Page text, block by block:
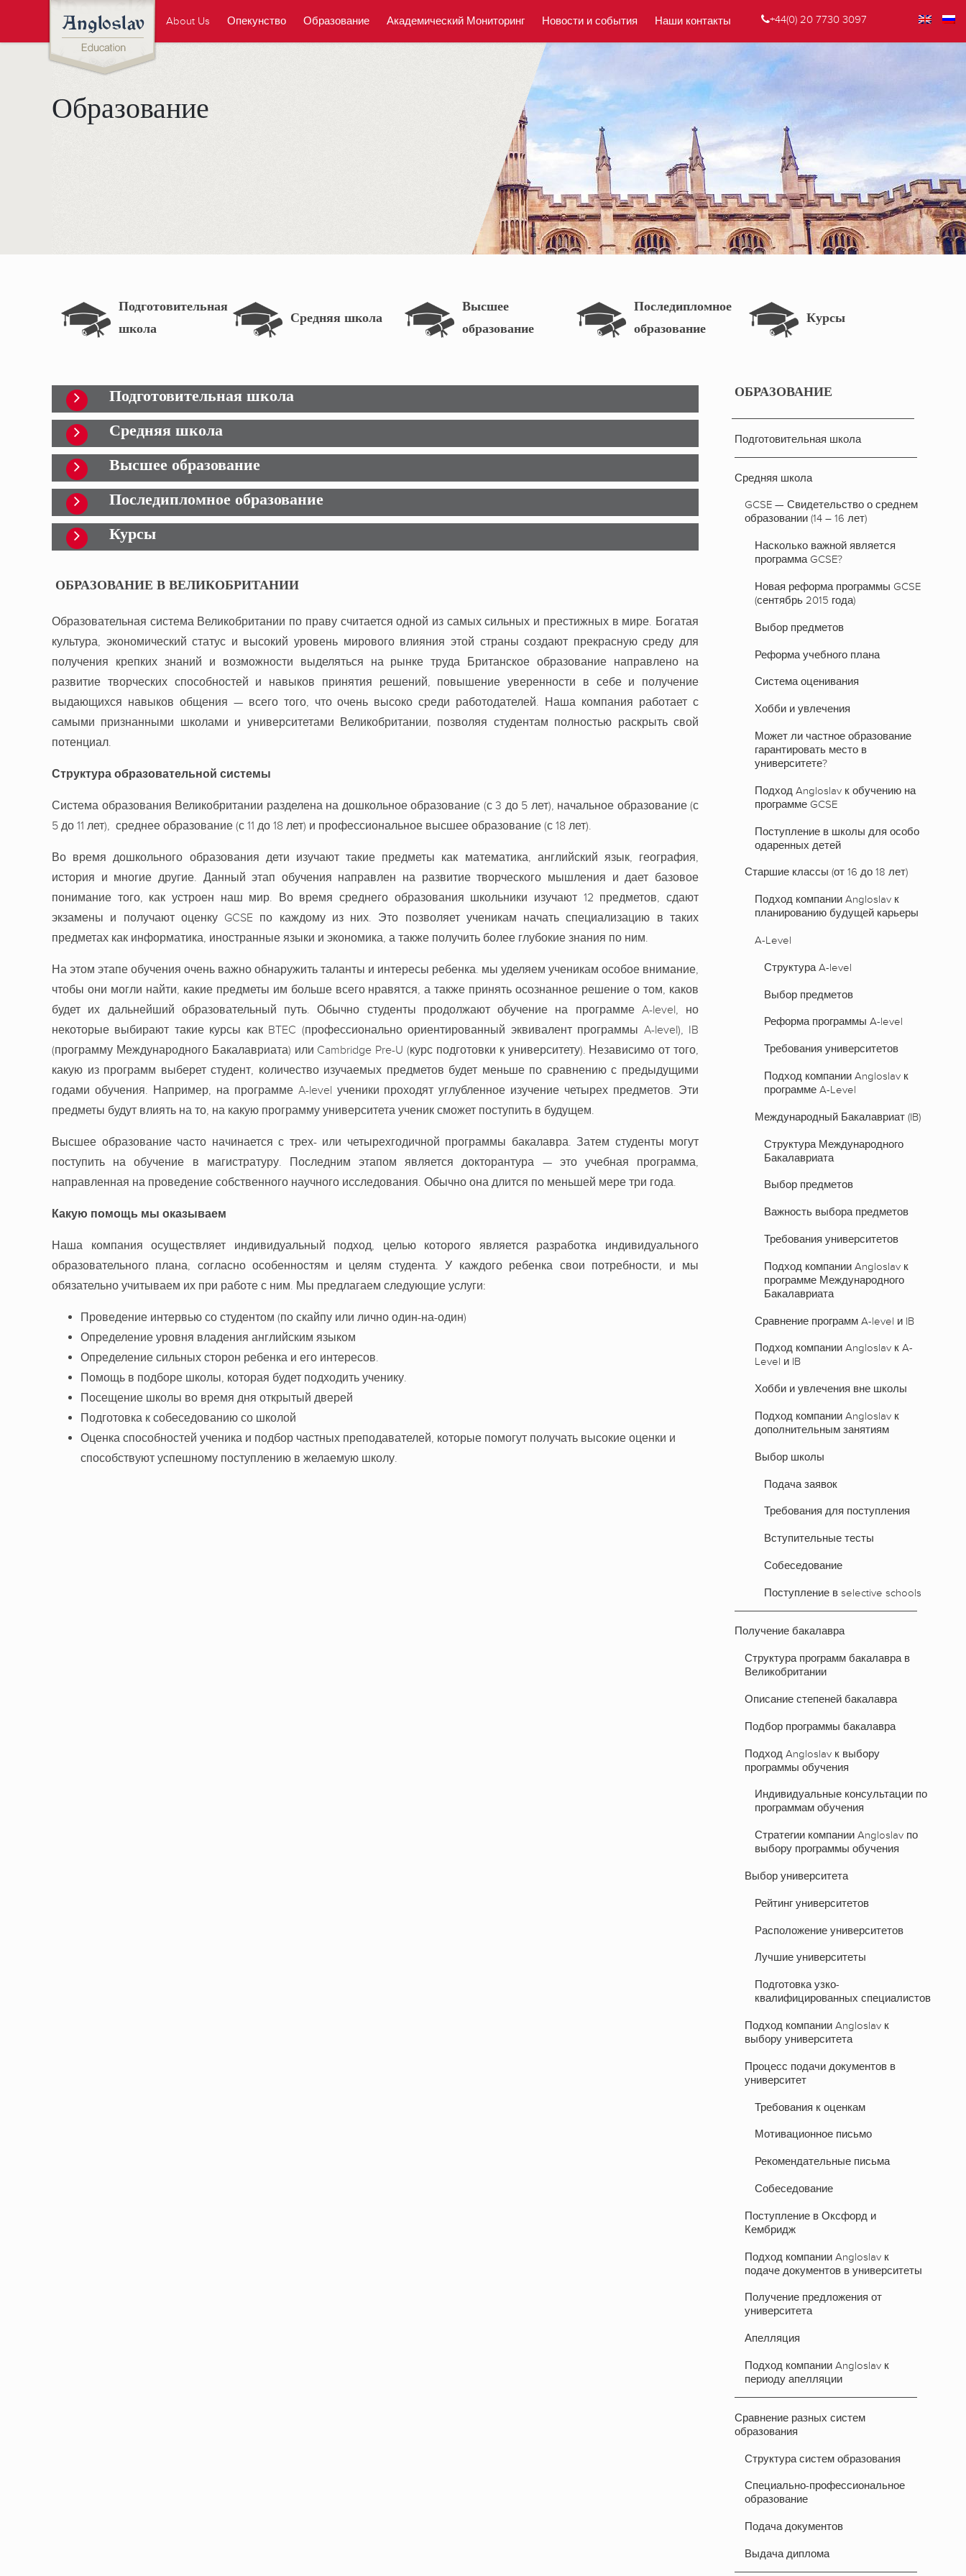
About Us Опекунство Образование Академический Мониторинг Новости и события Наши контакты +44(0) 20 7730 3097
Образование
Подготовительная
школа
Средняя школа
Высшее
образование
Последипломное
образование
Курсы
Подготовительная школа
Средняя школа
Высшее образование
Последипломное образование
Курсы
ОБРАЗОВАНИЕ В ВЕЛИКОБРИТАНИИ
Образовательная система Великобритании по праву считается одной из самых сильных и престижных в мире. Богатая
культура, экономический статус и высокий уровень мирового влияния этой страны создают прекрасную среду для
получения крепких знаний и возможности выделяться на рынке труда Британское образование направлено на
развитие творческих способностей и навыков принятия решений, повышение уверенности в себе и получение
выдающихся навыков общения — всего того, что очень высоко среди работодателей. Наша компания работает с
самыми признанными школами и университетами Великобритании, позволяя студентам полностью раскрыть свой
потенциал.
Структура образовательной системы
Система образования Великобритании разделена на дошкольное образование (с 3 до 5 лет), начальное образование (с
5 до 11 лет), среднее образование (с 11 до 18 лет) и профессиональное высшее образование (с 18 лет).
Во время дошкольного образования дети изучают такие предметы как математика, английский язык, география,
история и многие другие. Данный этап обучения направлен на развитие творческого мышления и дает базовое
понимание того, как устроен наш мир. Во время среднего образования школьники изучают 12 предметов, сдают
экзамены и получают оценку GCSE по каждому из них. Это позволяет ученикам начать специализацию в таких
предметах как информатика, иностранные языки и экономика, а также получить более глубокие знания по ним.
На этом этапе обучения очень важно обнаружить таланты и интересы ребенка. мы уделяем ученикам особое внимание,
чтобы они могли найти, какие предметы им больше всего нравятся, а также принять осознанное решение о том, каков
будет их дальнейший образовательный путь. Обычно студенты продолжают обучение на программе A-level, но
некоторые выбирают такие курсы как BTEC (профессионально ориентированный эквивалент программы A-level), IB
(программу Международного Бакалавриата) или Cambridge Pre-U (курс подготовки к университету). Независимо от того,
какую из программ выберет студент, количество изучаемых предметов будет меньше по сравнению с предыдущими
годами обучения. Например, на программе A-level ученики проходят углубленное изучение четырех предметов. Эти
предметы будут влиять на то, на какую программу университета ученик сможет поступить в будущем.
Высшее образование часто начинается с трех- или четырехгодичной программы бакалавра. Затем студенты могут
поступить на обучение в магистратуру. Последним этапом является докторантура — это учебная программа,
направленная на проведение собственного научного исследования. Обычно она длится по меньшей мере три года.
Какую помощь мы оказываем
Наша компания осуществляет индивидуальный подход, целью которого является разработка индивидуального
образовательного плана, согласно особенностям и целям студента. У каждого ребенка свои потребности, и мы
обязательно учитываем их при работе с ним. Мы предлагаем следующие услуги:
Проведение интервью со студентом (по скайпу или лично один-на-один)
Определение уровня владения английским языком
Определение сильных сторон ребенка и его интересов.
Помощь в подборе школы, которая будет подходить ученику.
Посещение школы во время дня открытый дверей
Подготовка к собеседованию со школой
Оценка способностей ученика и подбор частных преподавателей, которые помогут получать высокие оценки и
способствуют успешному поступлению в желаемую школу.
ОБРАЗОВАНИЕ
Подготовительная школа
Средняя школа
GCSE — Свидетельство о среднем
образовании (14 – 16 лет)
Насколько важной является
программа GCSE?
Новая реформа программы GCSE
(сентябрь 2015 года)
Выбор предметов
Реформа учебного плана
Система оценивания
Хобби и увлечения
Может ли частное образование
гарантировать место в
университете?
Подход Angloslav к обучению на
программе GCSE
Поступление в школы для особо
одаренных детей
Старшие классы (от 16 до 18 лет)
Подход компании Angloslav к
планированию будущей карьеры
A-Level
Структура A-level
Выбор предметов
Реформа программы A-level
Требования университетов
Подход компании Angloslav к
программе A-Level
Международный Бакалавриат (IB)
Структура Международного
Бакалавриата
Выбор предметов
Важность выбора предметов
Требования университетов
Подход компании Angloslav к
программе Международного
Бакалавриата
Сравнение программ A-level и IB
Подход компании Angloslav к A-
Level и IB
Хобби и увлечения вне школы
Подход компании Angloslav к
дополнительным занятиям
Выбор школы
Подача заявок
Требования для поступления
Вступительные тесты
Собеседование
Поступление в selective schools
Получение бакалавра
Структура программ бакалавра в
Великобритании
Описание степеней бакалавра
Подбор программы бакалавра
Подход Angloslav к выбору
программы обучения
Индивидуальные консультации по
программам обучения
Стратегии компании Angloslav по
выбору программы обучения
Выбор университета
Рейтинг университетов
Расположение университетов
Лучшие университеты
Подготовка узко-
квалифицированных специалистов
Подход компании Angloslav к
выбору университета
Процесс подачи документов в
университет
Требования к оценкам
Мотивационное письмо
Рекомендательные письма
Собеседование
Поступление в Оксфорд и
Кембридж
Подход компании Angloslav к
подаче документов в университеты
Получение предложения от
университета
Апелляция
Подход компании Angloslav к
периоду апелляции
Сравнение разных систем
образования
Структура систем образования
Специально-профессиональное
образование
Подача документов
Выдача диплома